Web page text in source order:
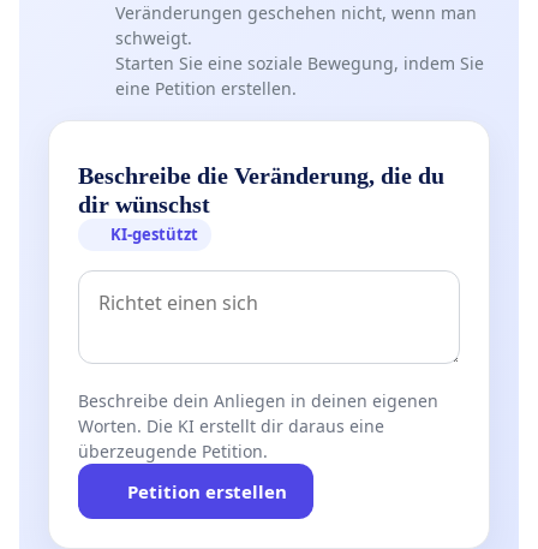
Veränderungen geschehen nicht, wenn man
schweigt.
Starten Sie eine soziale Bewegung, indem Sie
eine Petition erstellen.
Beschreibe die Veränderung, die du
dir wünschst
KI-gestützt
Beschreibe dein Anliegen in deinen eigenen
Worten. Die KI erstellt dir daraus eine
überzeugende Petition.
Petition erstellen